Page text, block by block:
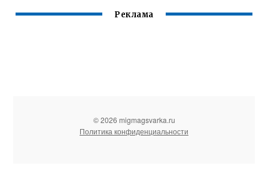
Реклама
© 2026 migmagsvarka.ru
Политика конфиденциальности